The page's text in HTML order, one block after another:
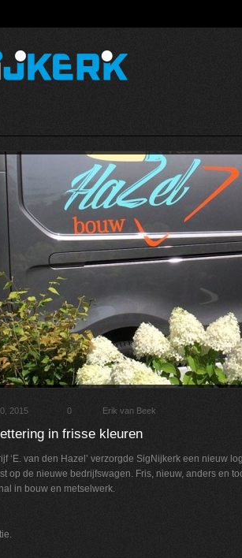
2015 0 Erik van Beek
in frisse kleuren
‘E. van den Hazel’ verzorgde SigNijkerk een nieuw
op de nieuwe bedrijfswagen. Fris, nieuw, anders en
in bouw en metselwerk.